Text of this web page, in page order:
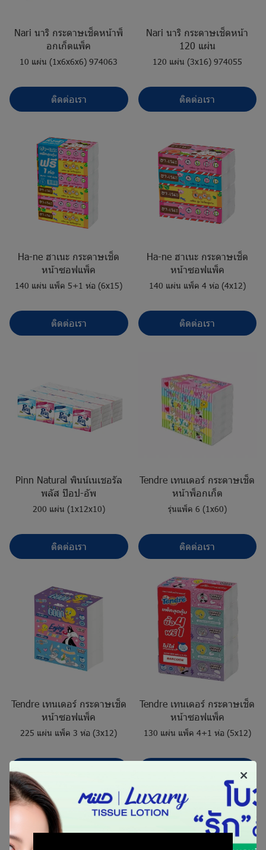
Nari นาริ กระดาษเช็ดหน้าพ็
อกเก็ตแพ็ค
10 แผ่น (1x6x6x6) 974063
ติดต่อเรา
Nari นาริ กระดาษเช็ดหน้า
120 แผ่น
120 แผ่น (3x16) 974055
ติดต่อเรา
Ha-ne ฮาเนะ กระดาษเช็ด
หน้าซอฟแพ็ค
140 แผ่น แพ็ค 5+1 ห่อ (6x15)
ติดต่อเรา
Ha-ne ฮาเนะ กระดาษเช็ด
หน้าซอฟแพ็ค
140 แผ่น แพ็ค 4 ห่อ (4x12)
ติดต่อเรา
Pinn Natural พินน์เนเชอรัล
พลัส ป๊อป-อัพ
200 แผ่น (1x12x10)
ติดต่อเรา
Tendre เทนเดอร์ กระดาษเช็ด
หน้าพ็อกเก็ต
รุ่นแพ็ค 6 (1x60)
ติดต่อเรา
Tendre เทนเดอร์ กระดาษเช็ด
หน้าซอฟแพ็ค
225 แผ่น แพ็ค 3 ห่อ (3x12)
Tendre เทนเดอร์ กระดาษเช็ด
หน้าซอฟแพ็ค
130 แผ่น แพ็ค 4+1 ห่อ (5x12)